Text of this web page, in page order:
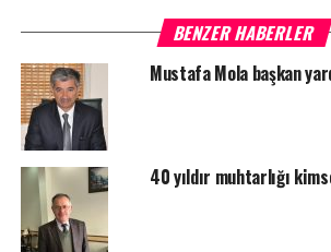
Adalet ve Kalkınma Partisi (AK
BENZER HABERLER
Mustafa Mola başkan
40 yıldır muhtarlığı